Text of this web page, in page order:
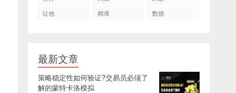
让他
精准 数据
最新文章
策略稳定性如何验证?交易员必须了
解的蒙特卡洛模拟